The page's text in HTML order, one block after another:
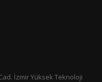
İzmir Yüksek Teknoloji